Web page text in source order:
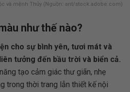
và mệnh Thủy (Nguồn: ant/stock.adobe.com)
như thế nào?
cho sự bình yên, tươi mát và
tưởng đến bầu trời và biển cả.
tạo cảm giác thư giãn, nhẹ
trong thời trang lẫn thiết kế nội